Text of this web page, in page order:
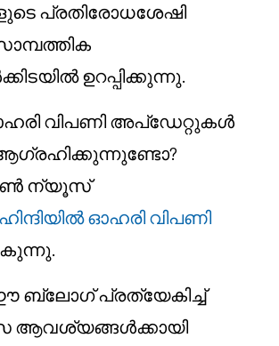
പ്രതിരോധശേഷി
ഉറപ്പിക്കുന്നു.
വിപണി അപ്‌ഡേറ്റുകൾ
ന്യൂസ്
ഹിന്ദിയിൽ ഓഹരി വിപണി
ബ്ലോഗ് പ്രത്യേകിച്ച്
ആവശ്യങ്ങൾക്കായി